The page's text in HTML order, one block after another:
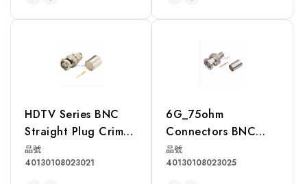
HDTV Series BNC
Straight Plug Crimp
for 7731A Cable
品號
40130108023021
6G_75ohm
Connectors BNC
Straight Plug Crimp
for 1694A Cable
品號
40130108023025